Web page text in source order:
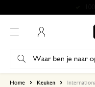
Home Keuken